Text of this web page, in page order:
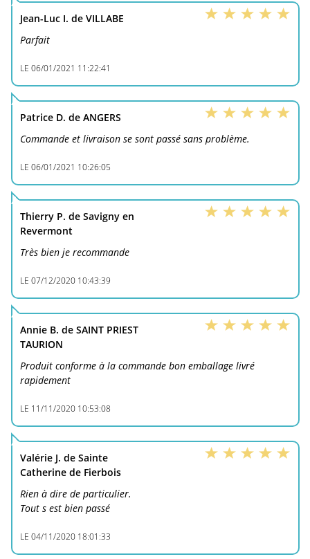
Jean-Luc I. de VILLABE
Parfait
LE 06/01/2021 11:22:41
Patrice D. de ANGERS
Commande et livraison se sont passé sans problème.
LE 06/01/2021 10:26:05
Thierry P. de Savigny en
Revermont
Très bien je recommande
LE 07/12/2020 10:43:39
Annie B. de SAINT PRIEST
TAURION
Produit conforme à la commande bon emballage livré
rapidement
LE 11/11/2020 10:53:08
Valérie J. de Sainte
Catherine de Fierbois
Rien à dire de particulier.
Tout s est bien passé
LE 04/11/2020 18:01:33